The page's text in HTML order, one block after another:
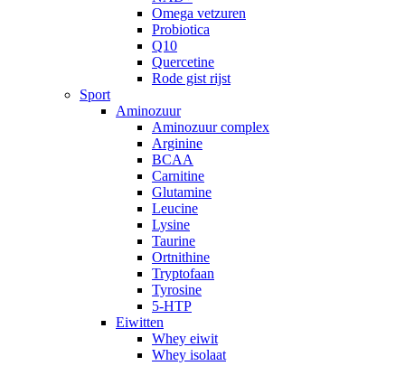
Omega vetzuren
Probiotica
Q10
Quercetine
Rode gist rijst
Sport
Aminozuur
Aminozuur complex
Arginine
BCAA
Carnitine
Glutamine
Leucine
Lysine
Taurine
Ortnithine
Tryptofaan
Tyrosine
5-HTP
Eiwitten
Whey eiwit
Whey isolaat